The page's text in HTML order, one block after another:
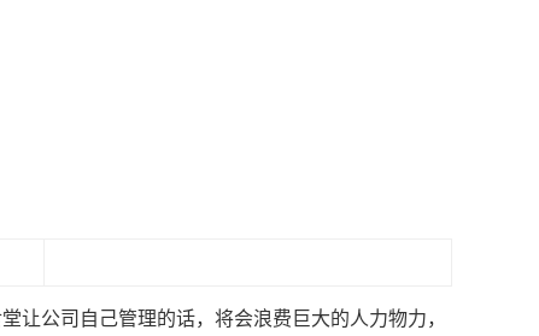
让公司自己管理的话，将会浪费巨大的人力物力，